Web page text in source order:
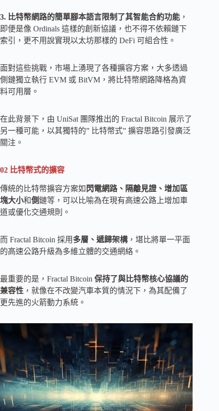
3. 比特幣網路的簡單腳本語言限制了其智能合約功能 ，
即便是像 Ordinals 這樣的創新協議，也不得不依賴鏈下
索引，更不用說實現以太坊那樣的 DeFi 可組合性。
面對這些挑戰，市場上湧現了各種擴容方案，大多透過
側鏈獨立執行 EVM 或 BitVM，將比特幣網路降格為資
料可用層。
在此背景下，由 UniSat 團隊推出的 Fractal Bitcoin 展示了
另一種可能，以其獨特的” 比特幣式” 擴容思路引發廣泛
關注。
02 比特幣式的擴容
傳統的比特幣擴容方案如 閃電網路、隔離見證、增加區
塊大小和側鏈等，可以比喻為在現有高速公路上增加車
道或優化交通規則。
而 Fractal Bitcoin 採用 多層、遞歸架構，堪比將單一平面
的高速公路升級為多維立體的交通網絡。
最重要的是，Fractal Bitcoin 保持了與比特幣核心協議的
兼容性 ，就像在不改變汽車本質的情況下，為其配備了
更先進的火箭動力系統。